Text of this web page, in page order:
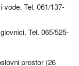
vode. Tel. 061/137-
Tel. 065/525-
prostor (26